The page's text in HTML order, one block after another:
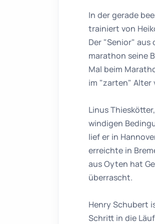
In der gerade
trainiert von
Der "Senior" aus
marathon seine
Mal beim
im "zarten" Alter
Linus
windigen
lief er in
erreichte in
aus Oyten hat
überrascht.
Henry Schubert
Schritt in die